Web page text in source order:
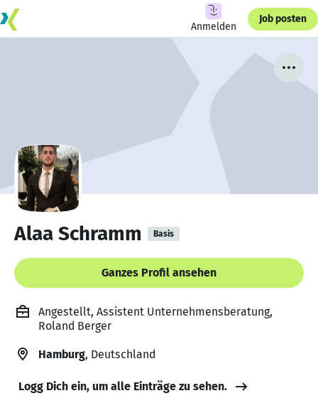
Anmelden
Job posten
Alaa Schramm Basis
Ganzes Profil ansehen
Angestellt, Assistent Unternehmensberatung,
Roland Berger
Hamburg, Deutschland
Logg Dich ein, um alle Einträge zu sehen.